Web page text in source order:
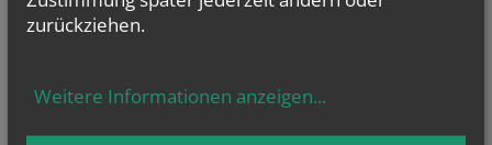
zurückziehen.
Weitere Informationen anzeigen...